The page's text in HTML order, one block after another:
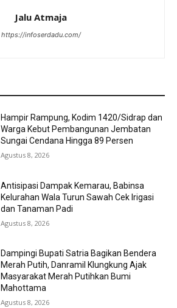
Jalu Atmaja
https://infoserdadu.com/
Hampir Rampung, Kodim 1420/Sidrap dan
Warga Kebut Pembangunan Jembatan
Sungai Cendana Hingga 89 Persen
Agustus 8, 2026
Antisipasi Dampak Kemarau, Babinsa
Kelurahan Wala Turun Sawah Cek Irigasi
dan Tanaman Padi
Agustus 8, 2026
Dampingi Bupati Satria Bagikan Bendera
Merah Putih, Danramil Klungkung Ajak
Masyarakat Merah Putihkan Bumi
Mahottama
Agustus 8, 2026